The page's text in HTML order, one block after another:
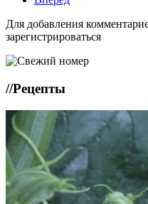
Для добавления
зарегистрироваться
//Рецепты